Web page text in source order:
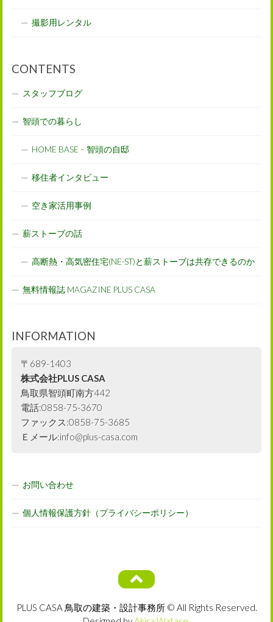
撮影用レンタル
CONTENTS
スタッフブログ
智頭での暮らし
HOME BASE – 智頭の自邸
移住者インタビュー
空き家活用事例
薪ストーブの話
高断熱・高気密住宅(NE-ST)と薪ストーブは共存できるのか
無料情報誌 MAGAZINE PLUS CASA
INFORMATION
〒689-1403
株式会社PLUS CASA
鳥取県智頭町南方442
電話:0858-75-3670
ファックス:0858-75-3685
Ｅメール:info@plus-casa.com
お問い合わせ
個人情報保護方針（プライバシーポリシー）
PLUS CASA 鳥取の建築・設計事務所 © All Rights Reserved.